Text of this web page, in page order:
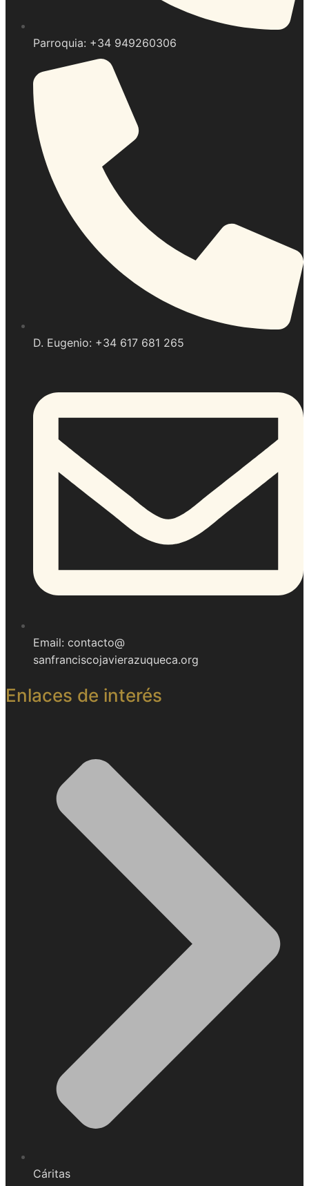
Parroquia: +34 949260306
D. Eugenio: +34 617 681 265
Email: contacto@
sanfranciscojavierazuqueca.org
Enlaces de interés
Cáritas